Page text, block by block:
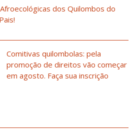
dos Quilombos do
Comitivas quilombolas: pela
promoção de direitos vão começar
em agosto. Faça sua inscrição